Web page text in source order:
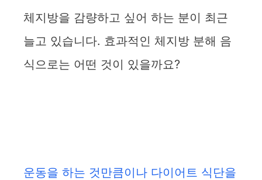
체지방을 감량하고 싶어 하는 분이 최근
늘고 있습니다. 효과적인 체지방 분해 음
식으로는 어떤 것이 있을까요?
운동을 하는 것만큼이나 다이어트 식단을